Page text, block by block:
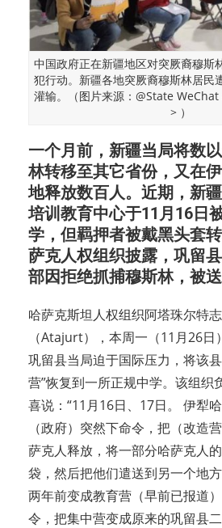
中国政府正在新疆地区对突厥裔穆斯
犯行动。新疆各地突厥裔穆斯林居民
灌输。（图片来源：@State
> ）
一个月前，新疆当局将数
林转移至其它省份，又在
地释放数百人。近期，新
培训教育中心于11月16日
学，但羁押者被戴黑头套
萨克人权组织披露，巩留
部因拒绝抓捕穆斯林，被送
哈萨克斯坦人权组织阿塔珠尔特
（Atajurt），本周一（11月26日
巩留县当局迫于国际压力，将该
营”恢复到一所正规中学。该组织
喜说：“11月16日、17日。 伊犁
（政府）突然下命令，把（改造
萨克人释放，将一部分哈萨克人
袋，然后把他们遣送到另一个地
两年前变成教育营（早前已报道
令，把集中营变成原来的巩留县